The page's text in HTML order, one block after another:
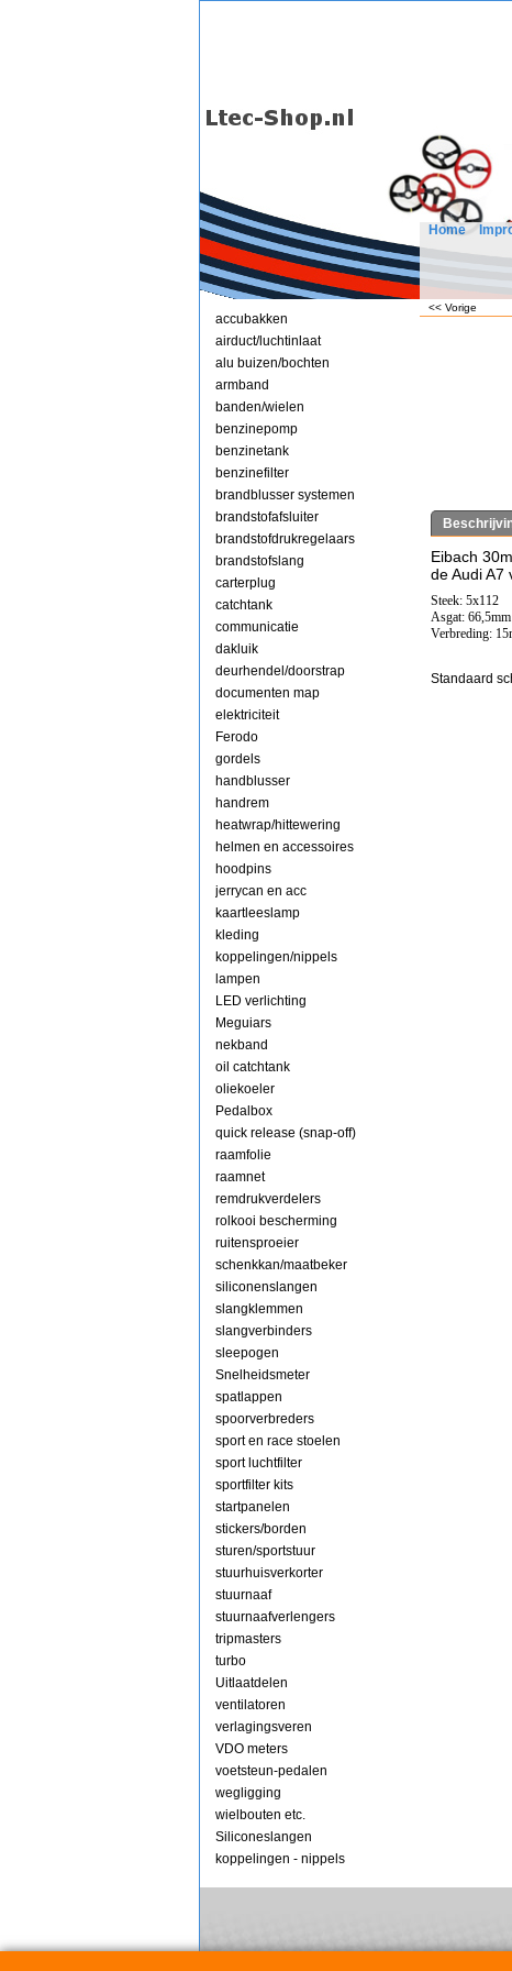
Home
accubakken
airduct/luchtinlaat
alu buizen/bochten
armband
banden/wielen
benzinepomp
benzinetank
benzinefilter
brandblusser systemen
brandstofafsluiter
brandstofdrukregelaars
brandstofslang
carterplug
catchtank
communicatie
dakluik
deurhendel/doorstrap
documenten map
elektriciteit
Ferodo
gordels
handblusser
handrem
heatwrap/hittewering
helmen en accessoires
hoodpins
jerrycan en acc
kaartleeslamp
kleding
koppelingen/nippels
lampen
LED verlichting
Meguiars
nekband
oil catchtank
oliekoeler
Pedalbox
quick release (snap-off)
raamfolie
raamnet
remdrukverdelers
rolkooi bescherming
ruitensproeier
schenkkan/maatbeker
siliconenslangen
slangklemmen
slangverbinders
sleepogen
Snelheidsmeter
spatlappen
spoorverbreders
sport en race stoelen
sport luchtfilter
sportfilter kits
startpanelen
stickers/borden
sturen/sportstuur
stuurhuisverkorter
stuurnaaf
stuurnaafverlengers
tripmasters
turbo
Uitlaatdelen
ventilatoren
verlagingsveren
VDO meters
voetsteun-pedalen
wegligging
wielbouten etc.
Siliconeslangen
koppelingen - nippels
<< Vorige
Eibach
de Audi A7
Steek: 5x112
Asgat: 66,5mm
Verbreding:
Standaard